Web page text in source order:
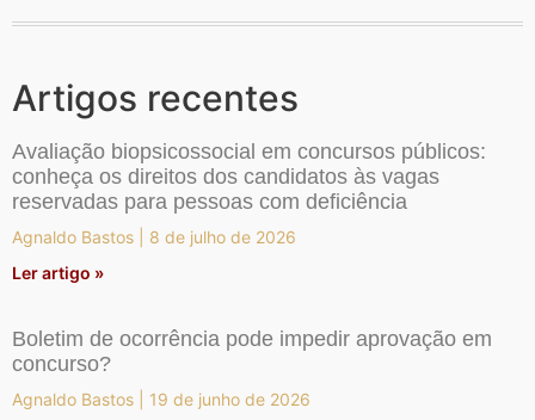
Artigos recentes
Avaliação biopsicossocial em concursos públicos:
conheça os direitos dos candidatos às vagas
reservadas para pessoas com deficiência
Agnaldo Bastos
8 de julho de 2026
Ler artigo »
Boletim de ocorrência pode impedir aprovação em
concurso?
Agnaldo Bastos
19 de junho de 2026